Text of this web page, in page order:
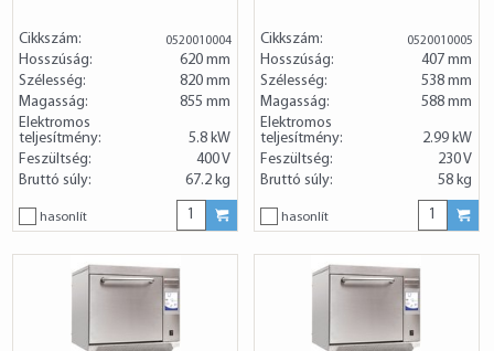
Cikkszám: 0520010004
Hosszúság:
620 mm
Szélesség:
820 mm
Magasság:
855 mm
Elektromos
teljesítmény:
5.8 kW
Feszültség:
400 V
Bruttó súly:
67.2 kg
hasonlít
Cikkszám: 0520010005
Hosszúság:
407 mm
Szélesség:
538 mm
Magasság:
588 mm
Elektromos
teljesítmény:
2.99 kW
Feszültség:
230 V
Bruttó súly:
58 kg
hasonlít